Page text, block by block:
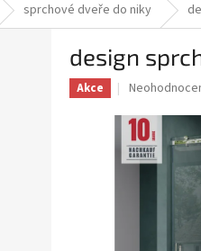
sprchové dveře do niky
design
Akce
Průměrné
produktu
je
0,0